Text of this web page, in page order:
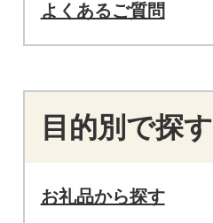
よくあるご質問
目的別で探す
お礼品から探す